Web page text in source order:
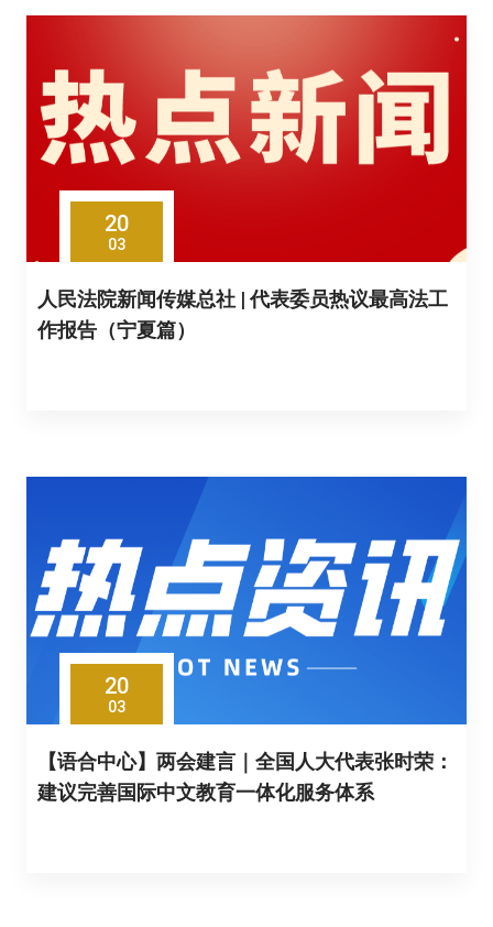
20
03
人民法院新闻传媒总社 | 代表委员热议最高法工
作报告（宁夏篇）
20
03
【语合中心】两会建言｜全国人大代表张时荣：
建议完善国际中文教育一体化服务体系